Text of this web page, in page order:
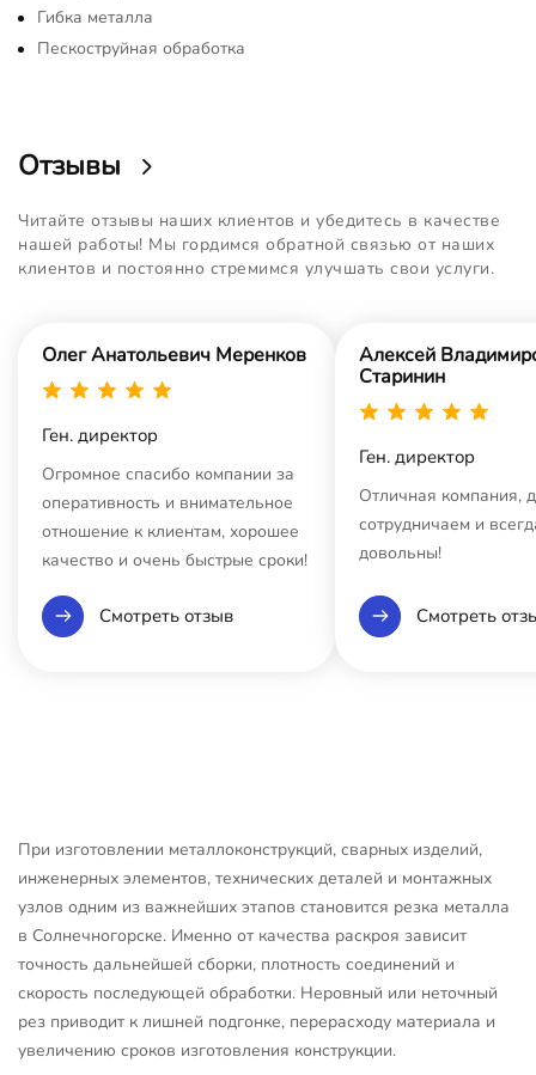
Гибка металла
Пескоструйная обработка
Отзывы
Читайте отзывы наших клиентов и убедитесь в качестве
нашей работы! Мы гордимся обратной связью от наших
клиентов и постоянно стремимся улучшать свои услуги.
Олег Анатольевич Меренков
Ген. директор
Огромное спасибо компании за
оперативность и внимательное
отношение к клиентам, хорошее
качество и очень быстрые сроки!
Смотреть отзыв
Алексей
Старинин
Ген. директор
Отличная компания,
сотрудничаем и
довольны!
Смотреть
При изготовлении металлоконструкций, сварных изделий,
инженерных элементов, технических деталей и монтажных
узлов одним из важнейших этапов становится резка металла
в Солнечногорске. Именно от качества раскроя зависит
точность дальнейшей сборки, плотность соединений и
скорость последующей обработки. Неровный или неточный
рез приводит к лишней подгонке, перерасходу материала и
увеличению сроков изготовления конструкции.